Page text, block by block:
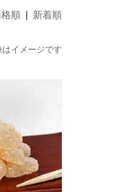
順 新着順
はイメージです